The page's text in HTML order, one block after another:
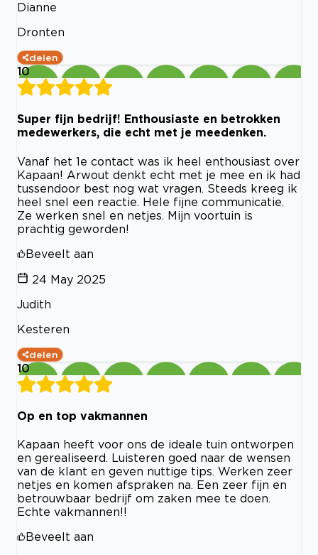
Dianne
Dronten
delen
10
Super fijn bedrijf! Enthousiaste en betrokken
medewerkers, die echt met je meedenken.
Vanaf het 1e contact was ik heel enthousiast over
Kapaan! Arwout denkt echt met je mee en ik had
tussendoor best nog wat vragen. Steeds kreeg ik
heel snel een reactie. Hele fijne communicatie.
Ze werken snel en netjes. Mijn voortuin is
prachtig geworden!
Beveelt aan
24 May 2025
Judith
Kesteren
delen
10
Op en top vakmannen
Kapaan heeft voor ons de ideale tuin ontworpen
en gerealiseerd. Luisteren goed naar de wensen
van de klant en geven nuttige tips. Werken zeer
netjes en komen afspraken na. Een zeer fijn en
betrouwbaar bedrijf om zaken mee te doen.
Echte vakmannen!!
Beveelt aan